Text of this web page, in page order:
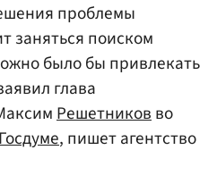
проблемы
заняться поиском
было бы привлекать
глава
Решетниковво
, пишет агентство